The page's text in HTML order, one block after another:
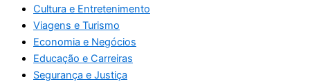
Cultura e Entretenimento
Viagens e Turismo
Economia e Negócios
Educação e Carreiras
Segurança e Justiça